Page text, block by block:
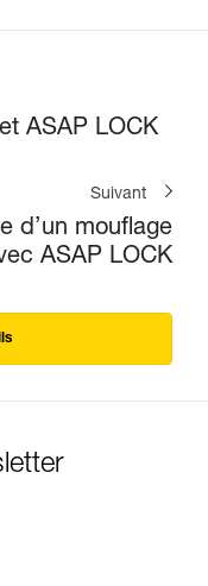
ASAP LOCK
Suivant
d’un mouflage
ASAP LOCK